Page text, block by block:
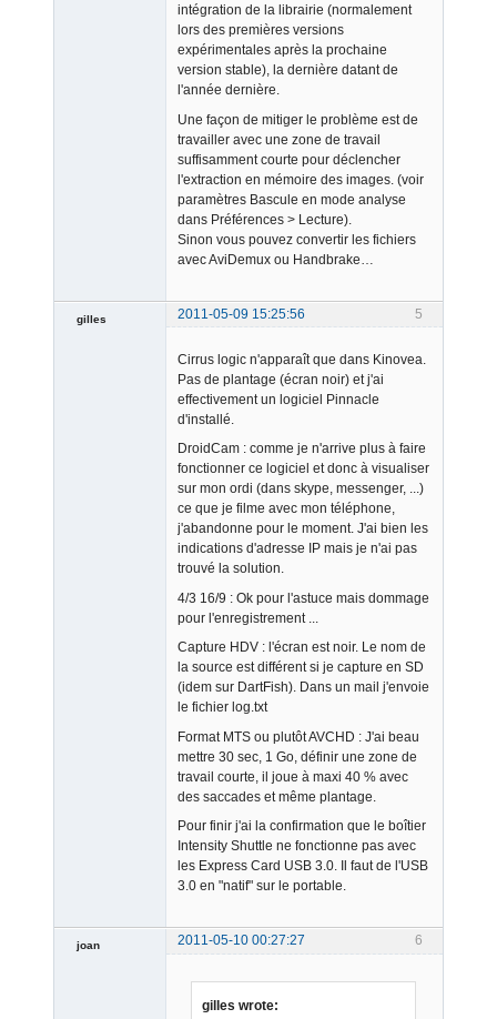
intégration de la librairie (normalement
lors des premières versions
expérimentales après la prochaine
version stable), la dernière datant de
l'année dernière.
Une façon de mitiger le problème est de
travailler avec une zone de travail
suffisamment courte pour déclencher
l'extraction en mémoire des images. (voir
paramètres Bascule en mode analyse
dans Préférences > Lecture).
Sinon vous pouvez convertir les fichiers
avec AviDemux ou Handbrake…
5
gilles
2011-05-09 15:25:56
Cirrus logic n'apparaît que dans Kinovea.
Pas de plantage (écran noir) et j'ai
effectivement un logiciel Pinnacle
d'installé.
DroidCam : comme je n'arrive plus à faire
fonctionner ce logiciel et donc à visualiser
sur mon ordi (dans skype, messenger, ...)
ce que je filme avec mon téléphone,
j'abandonne pour le moment. J'ai bien les
indications d'adresse IP mais je n'ai pas
trouvé la solution.
4/3 16/9 : Ok pour l'astuce mais dommage
pour l'enregistrement ...
Capture HDV : l'écran est noir. Le nom de
la source est différent si je capture en SD
(idem sur DartFish). Dans un mail j'envoie
le fichier log.txt
Format MTS ou plutôt AVCHD : J'ai beau
mettre 30 sec, 1 Go, définir une zone de
travail courte, il joue à maxi 40 % avec
des saccades et même plantage.
Pour finir j'ai la confirmation que le boîtier
Intensity Shuttle ne fonctionne pas avec
les Express Card USB 3.0. Il faut de l'USB
3.0 en "natif" sur le portable.
6
joan 2011-05-10 00:27:27
gilles wrote: